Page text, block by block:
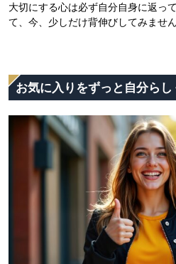
大切にする心は必ず自分自身に返っ
て、今、少しだけ背伸びしてみません
お気に入りをずっと自分らし